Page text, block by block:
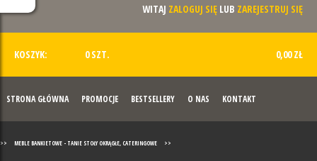
WITAJ ZALOGUJ SIĘ LUB ZAREJESTRUJ SIĘ
KOSZYK: 0 SZT. 0,00 ZŁ
STRONA GŁÓWNA PROMOCJE BESTSELLERY O NAS KONTAKT
>> MEBLE BANKIETOWE - TANIE STOŁY OKRĄGŁE, CATERINGOWE >>